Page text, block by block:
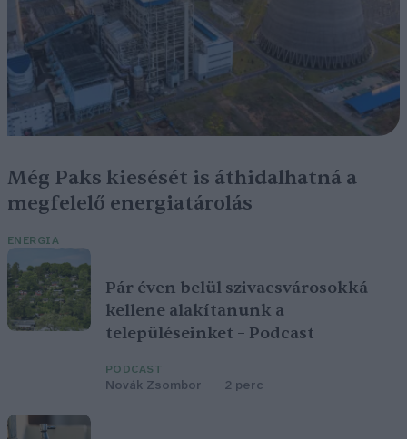
Még Paks kiesését is áthidalhatná a
megfelelő energiatárolás
ENERGIA
Pár éven belül szivacsvárosokká
kellene alakítanunk a
településeinket – Podcast
PODCAST
Novák Zsombor 2 perc